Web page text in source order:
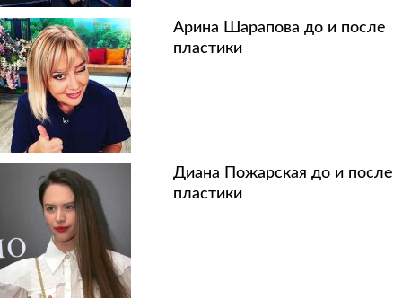
Арина Шарапова до и после
пластики
Диана Пожарская до и после
пластики